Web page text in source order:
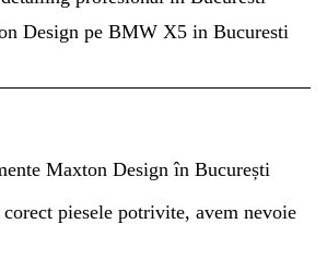
Maxton Design în București
piesele potrivite, avem nevoie